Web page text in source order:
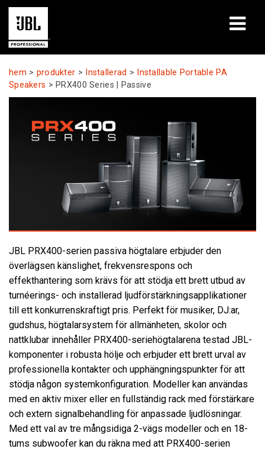
produkter
Fallstudier
Lärandepass
Var man kan köpa och ansluta
Språk/Region
hem > produkter > Installerad > Installable Portable PA
Speakers > PRX400 Series | Passive
JBL PRX400-serien passiva högtalare erbjuder den
överlägsen känslighet, frekvensrespons och
effekthantering som krävs för att stödja ett brett utbud av
turnéerings- och installerad ljudförstärkningsapplikationer
till ett konkurrenskraftigt pris. Perfekt för musiker, DJ:ar,
gudshus, högtalarsystem för allmänheten, skolor och
nattklubar innehåller PRX400-seriehögtalarena testad JBL-
komponenter i robusta hölje och erbjuder ett brett urval av
professionella kontakter och upphängningspunkter för att
stödja någon systemkonfiguration. Modeller kan användas
med en aktiv mixer eller en fullständig rack med förstärkare
och extern signalbehandling för anpassade ljudlösningar.
Med ett val av tre mångsidiga 2-vägs modeller och en 18-
tums subwoofer kan du räkna med att PRX400-serien